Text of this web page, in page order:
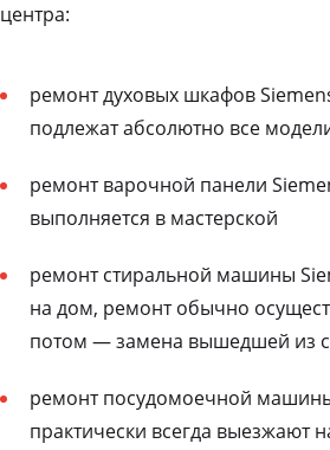
центра:
ремонт духовых шкафов
подлежат абсолютно все
ремонт варочной панели
выполняется в мастерской
ремонт стиральной машины
на дом, ремонт обычно
потом — замена вышедшей из
ремонт посудомоечной
практически всегда выезжают